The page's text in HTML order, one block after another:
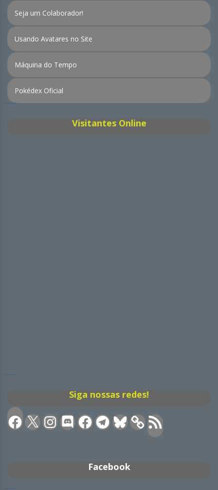
Seja um Colaborador!
Usando Avatares no Site
Máquina do Tempo
Pokédex Oficial
Visitantes Online
Siga nossas redes!
Facebook
X Instagram
DiscordFacebookTelegramBluesky Feed
RSS
Facebook